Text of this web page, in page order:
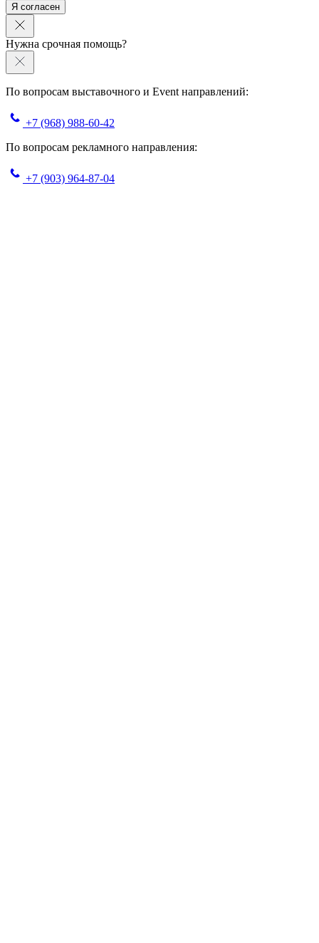
Я согласен
Нужна срочная помощь?
По вопросам выставочного и Event направлений:
+7 (968) 988-60-42
По вопросам рекламного направления:
+7 (903) 964-87-04